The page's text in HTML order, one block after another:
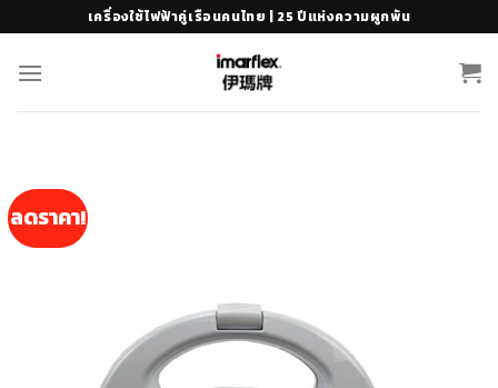
to
content
เครื่องใช้ไฟฟ้าคู่เรือนคนไทย | 25 ปีแห่งความผูกพัน
ลดราคา!